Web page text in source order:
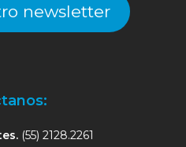
newsletter
(55) 2128.2261